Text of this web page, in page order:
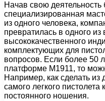
Начав свою деятельность
специализированная
из одного человека,
превратилась в одного
высококачественного
комплектующих для
вопросов. Если более 50
платформе M1911, то
Например, как сделать из
самого легкого
постоянного ношения.